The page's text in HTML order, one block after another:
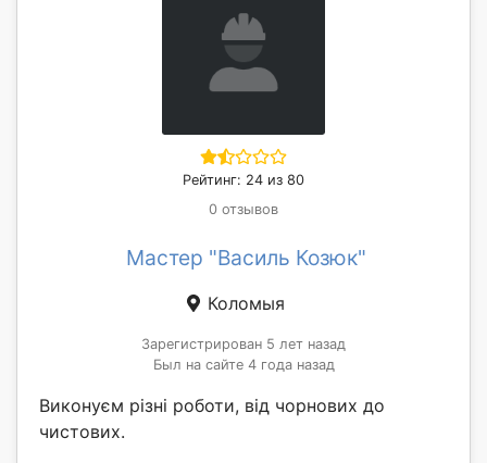
Рейтинг: 24 из 80
0 отзывов
Мастер "Василь Козюк"
Коломыя
Зарегистрирован 5 лет назад
Был на сайте 4 года назад
Виконуєм різні роботи, від чорнових до
чистових.